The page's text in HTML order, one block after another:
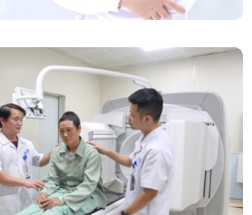
Hành Máy Xạ Hình Thế Hệ
Chẩn Đoán Và Điều Trị
Viện Đa Khoa Tỉnh Phú Thọ